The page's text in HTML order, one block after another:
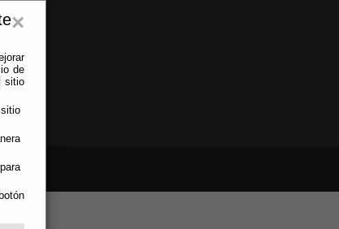
×
de
sitio